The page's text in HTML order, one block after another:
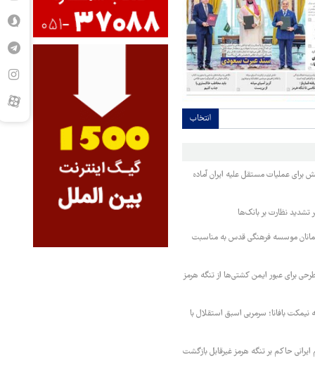
انتخاب
برای عملیات مستقل علیه ایران آماده
نظارت بر بانک‌ها
موسسه فرهنگی قدس به مناسبت
برای عبور ایمن کشتی‌ها از تنگه هرمز
بافانا؛ سرمربی اسبق استقلال با
حاکم بر تنگه هرمز غیرقابل بازگشت